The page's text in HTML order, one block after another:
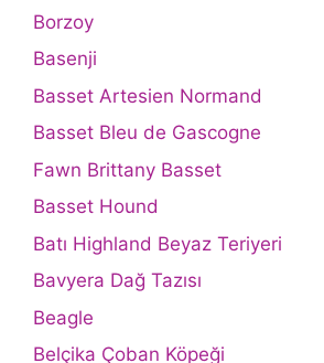
Borzoy
Basenji
Basset Artesien Normand
Basset Bleu de Gascogne
Fawn Brittany Basset
Basset Hound
Batı Highland Beyaz Teriyeri
Bavyera Dağ Tazısı
Beagle
Belçika Çoban Köpeği